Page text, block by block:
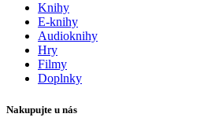
Knihy
E-knihy
Audioknihy
Hry
Filmy
Doplnky
Nakupujte u nás